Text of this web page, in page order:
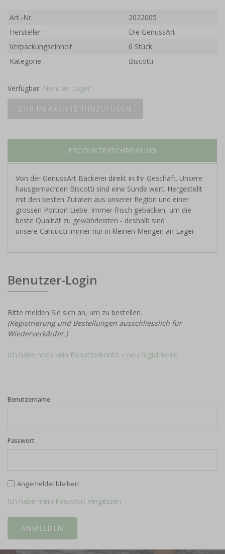
Art.-Nr.
2022005
Hersteller
Die GenussArt
Verpackungseinheit
6 Stück
Kategorie
Biscotti
Verfügbar: Nicht an Lager
PRODUKTBESCHREIBUNG
Von der GenussArt Bäckerei direkt in Ihr Geschäft. Unsere
hausgemachten Biscotti sind eine Sünde wert. Hergestellt
mit den besten Zutaten aus unserer Region und einer
grossen Portion Liebe. Immer frisch gebacken, um die
beste Qualität zu gewährleisten - deshalb sind
unsere Cantucci immer nur in kleinen Mengen an Lager.
Benutzer-Login
Bitte melden Sie sich an, um zu bestellen.
(Registrierung und Bestellungen ausschliesslich für
Wiederverkäufer.)
Ich habe noch kein Benutzerkonto – neu registrieren
Benutzername
Passwort
Angemeldet bleiben
Ich habe mein Passwort vergessen.